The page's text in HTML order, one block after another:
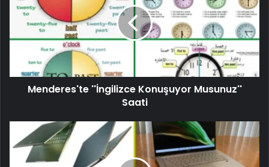
Menderes'te ''İngilizce Konuşuyor Musunuz''
Saati